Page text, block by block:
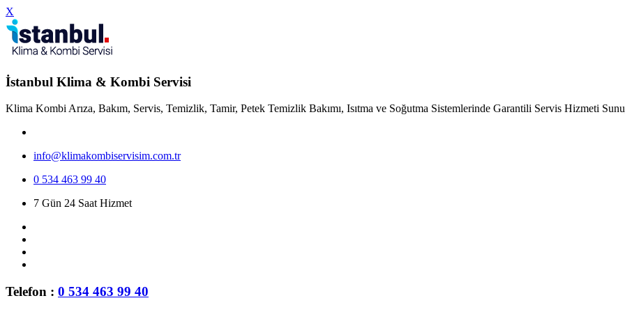
X
İstanbul Klima & Kombi Servisi
Klima Kombi Arıza, Bakım, Servis, Temizlik, Tamir, Petek Temizlik Bakımı, Isıtma ve Soğutma Sistemlerinde Garantili Servis Hizmeti
info@klimakombiservisim.com.tr
0 534 463 99 40
7 Gün 24 Saat Hizmet
Telefon : 0 534 463 99 40